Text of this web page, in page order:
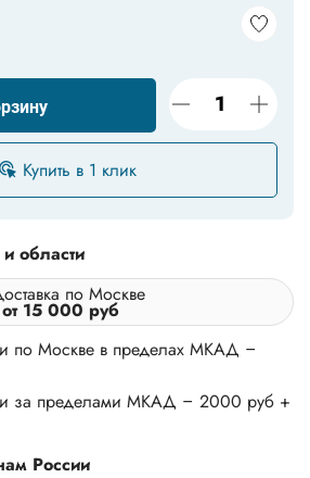
20*40*1.4
20*60*2
25*25*1,5
30*30*1,5
30*50*3
Купить в 1 клик
области
по Москве
15 000 руб
по Москве в пределах МКАД –
за пределами МКАД – 2000 руб +
России